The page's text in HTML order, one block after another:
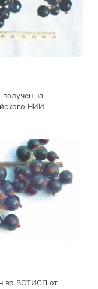
получен на
НИИ
во ВСТИСП от